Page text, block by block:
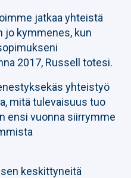
jatkaa yhteistä
jo kymmenes, kun
2017, Russell totesi.
yhteistyö
mitä tulevaisuus tuo
ensi vuonna siirrymme
keskittyneitä